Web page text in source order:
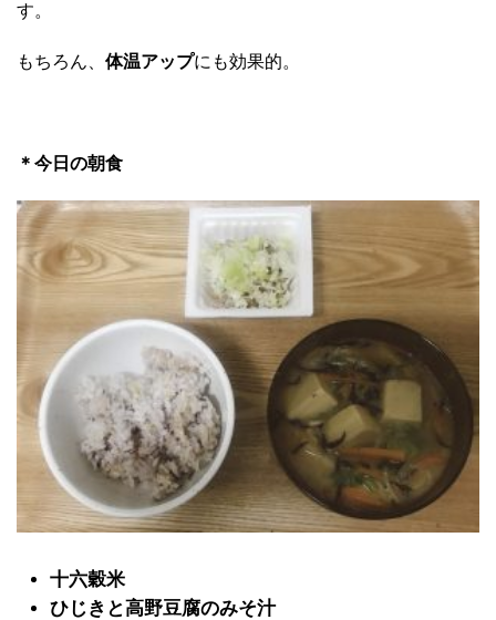
す。
もちろん、 体温アップにも効果的。
＊今日の朝食
十六穀米
ひじきと高野豆腐のみそ汁